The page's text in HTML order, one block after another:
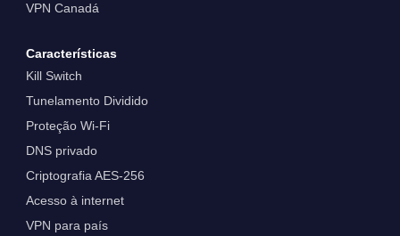
VPN Canadá
Características
Kill Switch
Tunelamento Dividido
Proteção Wi-Fi
DNS privado
Criptografia AES-256
Acesso à internet
VPN para país